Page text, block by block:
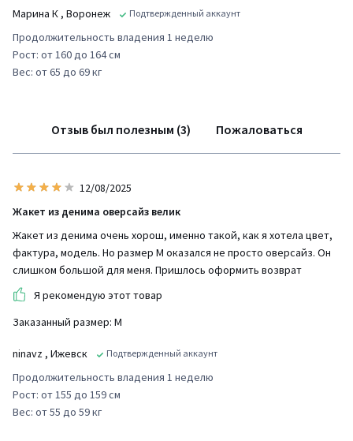
Марина К , Воронеж Подтвержденный аккаунт
Продолжительность владения 1 неделю
Рост: от 160 до 164 см
Вес: от 65 до 69 кг
Отзыв был полезным (3) Пожаловаться
12/08/2025
Жакет из денима оверсайз велик
Жакет из денима очень хорош, именно такой, как я хотела цвет,
фактура, модель. Но размер М оказался не просто оверсайз. Он
слишком большой для меня. Пришлось оформить возврат
Я рекомендую этот товар
Заказанный размер: М
ninavz , Ижевск Подтвержденный аккаунт
Продолжительность владения 1 неделю
Рост: от 155 до 159 см
Вес: от 55 до 59 кг